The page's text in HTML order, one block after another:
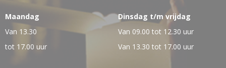
Maandag
Van 13.30
tot 17.00 uur
Dinsdag t/m vrijdag
Van 09.00 tot 12.30 uur
Van 13.30 tot 17.00 uur